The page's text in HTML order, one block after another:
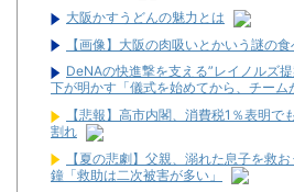
大阪かすうどんの魅力とは
【画像】大阪の肉吸いとかいう謎の食
DeNAの快進撃を支える”レイノルズ
下が明かす「儀式を始めてから、チーム
【悲報】高市内閣、消費税1％表明
割れ
【夏の悲劇】父親、溺れた息子を救
鐘「救助は二次被害が多い」